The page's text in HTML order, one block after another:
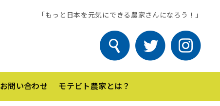
「もっと日本を元気にできる農家さんになろう！」
お問い合わせ モテビト農家とは？